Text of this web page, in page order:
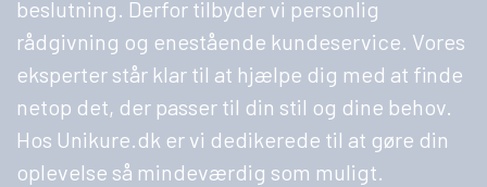
beslutning. Derfor tilbyder vi personlig
rådgivning og enestående kundeservice. Vores
eksperter står klar til at hjælpe dig med at finde
netop det, der passer til din stil og dine behov.
Hos Unikure.dk er vi dedikerede til at gøre din
oplevelse så mindeværdig som muligt.